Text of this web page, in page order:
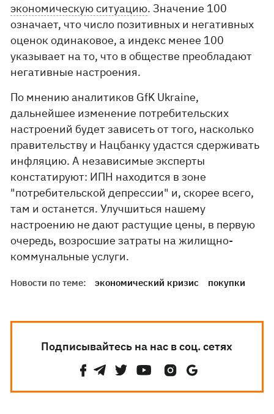
экономическую ситуацию. Значение 100
означает, что число позитивных и негативных
оценок одинаковое, а индекс менее 100
указывает на то, что в обществе преобладают
негативные настроения.
По мнению аналитиков GfK Ukraine,
дальнейшее изменение потребительских
настроений будет зависеть от того, насколько
правительству и Нацбанку удастся сдерживать
инфляцию. А независимые эксперты
констатируют: ИПН находится в зоне
"потребительской депрессии" и, скорее всего,
там и останется. Улучшиться нашему
настроению не дают растущие цены, в первую
очередь, возросшие затраты на жилищно-
коммунальные услуги.
Новости по теме: экономический кризис покупки
Подписывайтесь на нас в соц. сетях